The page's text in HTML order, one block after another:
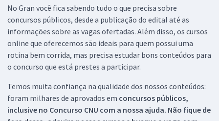
No Gran você fica sabendo tudo o que precisa sobre
concursos públicos, desde a publicação do edital até as
informações sobre as vagas ofertadas. Além disso, os cursos
online que oferecemos são ideais para quem possui uma
rotina bem corrida, mas precisa estudar bons conteúdos para
o concurso que está prestes a participar.
Temos muita confiança na qualidade dos nossos conteúdos:
foram milhares de aprovados em concursos públicos,
inclusive no Concurso CNU com a nossa ajuda. Não fique de